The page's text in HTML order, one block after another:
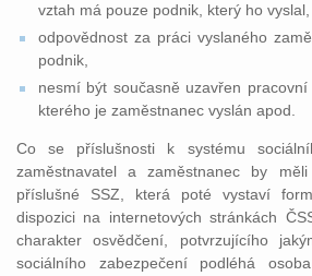
vztah má pouze podnik, který ho vyslal,
odpovědnost za práci vyslaného
podnik,
nesmí být současně uzavřen
kterého je zaměstnanec vyslán apod.
Co se příslušnosti k systému
zaměstnavatel a zaměstnanec by
příslušné SSZ, která poté vystaví
dispozici na internetových stránkách
charakter osvědčení, potvrzujícího
sociálního zabezpečení podléhá